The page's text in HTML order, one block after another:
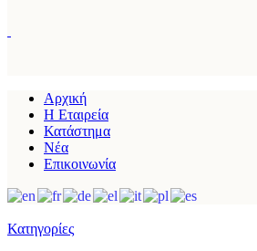
Αρχική
Η Εταιρεία
Κατάστημα
Νέα
Επικοινωνία
Κατηγορίες